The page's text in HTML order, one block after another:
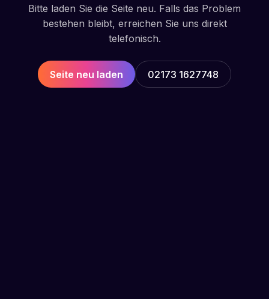
Bitte laden Sie die Seite neu. Falls das Problem
bestehen bleibt, erreichen Sie uns direkt
telefonisch.
Seite neu laden 02173 1627748